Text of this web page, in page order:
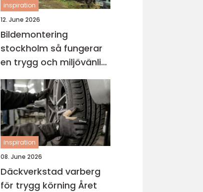
inspiration
12. June 2026
Bildemontering
stockholm så fungerar
en trygg och miljövänlig
bilskrot
inspiration
08. June 2026
Däckverkstad varberg
för trygg körning Året